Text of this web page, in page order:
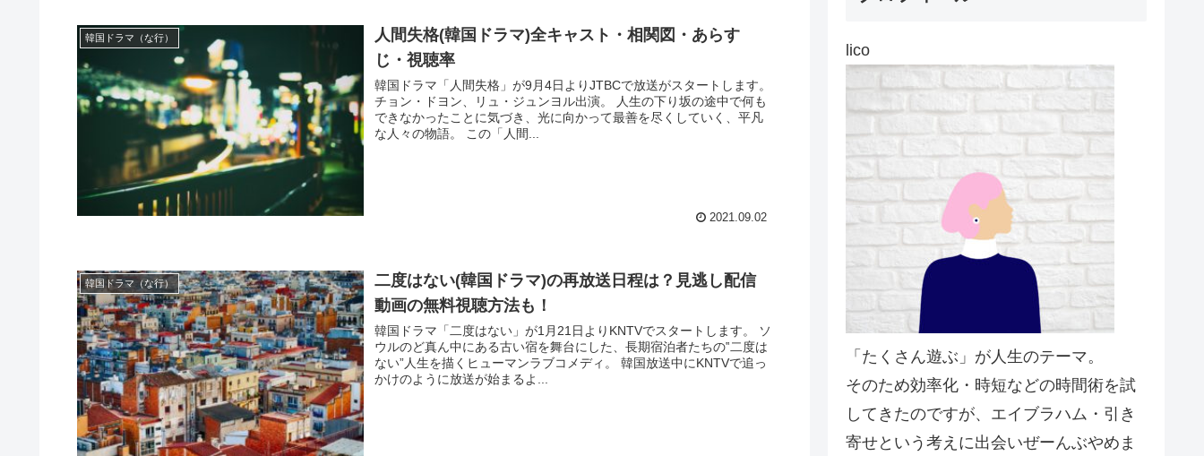
韓国ドラマ（な行）
人間失格(韓国ドラマ)全キャスト・相関図・あらす
じ・視聴率
韓国ドラマ「人間失格」が9月4日よりJTBCで放送がスタートします。
チョン・ドヨン、リュ・ジュンヨル出演。 人生の下り坂の途中で何も
できなかったことに気づき、光に向かって最善を尽くしていく、平凡
な人々の物語。 この「人間...
2021.09.02
韓国ドラマ（な行）
二度はない(韓国ドラマ)の再放送日程は？見逃し配信
動画の無料視聴方法も！
韓国ドラマ「二度はない」が1月21日よりKNTVでスタートします。 ソ
ウルのど真ん中にある古い宿を舞台にした、長期宿泊者たちの‟二度は
ない”人生を描くヒューマンラブコメディ。 韓国放送中にKNTVで追っ
かけのように放送が始まるよ...
lico
「たくさん遊ぶ」が人生のテーマ。
そのため効率化・時短などの時間術を試
してきたのですが、エイブラハム・引き
寄せという考えに出会いぜーんぶやめま